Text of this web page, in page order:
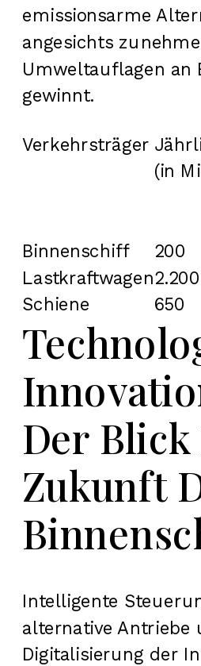
emissionsarme
angesichts
Umweltauflagen an
gewinnt.
Verkehrsträger
(in
Binnenschiff 200
Lastkraftwagen2.200
Schiene 650
Der
Zukunft
Intelligente
alternative Antriebe
Digitalisierung der